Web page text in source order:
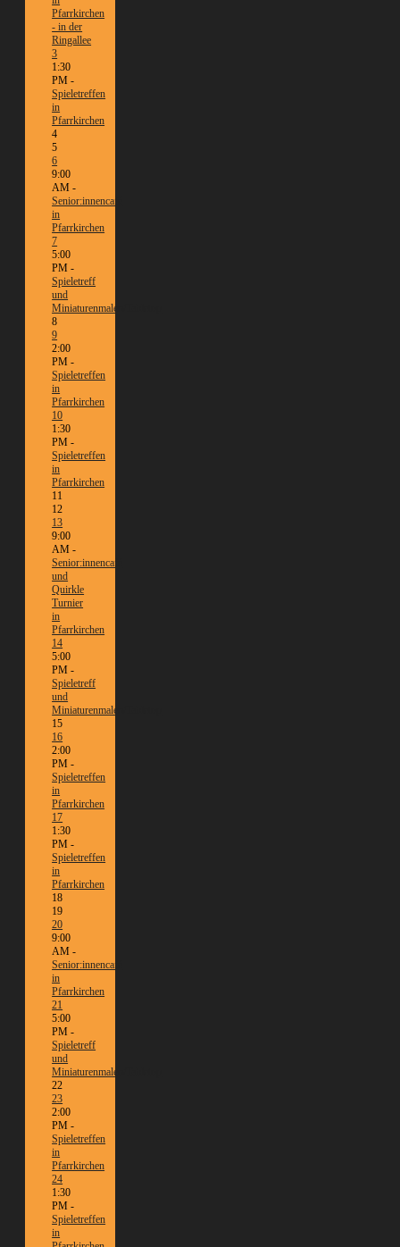
Pfarrkirchen
- in der
Ringallee
3
1:30
PM -
Spieletreffen
in
Pfarrkirchen
4
5
6
9:00
AM -
Senior:innencafé
in
Pfarrkirchen
7
5:00
PM -
Spieletreff
und
Miniaturenmalen/Tabletop
8
9
2:00
PM -
Spieletreffen
in
Pfarrkirchen
10
1:30
PM -
Spieletreffen
in
Pfarrkirchen
11
12
13
9:00
AM -
Senior:innencafé
und
Quirkle
Turnier
in
Pfarrkirchen
14
5:00
PM -
Spieletreff
und
Miniaturenmalen/Tabletop
15
16
2:00
PM -
Spieletreffen
in
Pfarrkirchen
17
1:30
PM -
Spieletreffen
in
Pfarrkirchen
18
19
20
9:00
AM -
Senior:innencafé
in
Pfarrkirchen
21
5:00
PM -
Spieletreff
und
Miniaturenmalen/Tabletop
22
23
2:00
PM -
Spieletreffen
in
Pfarrkirchen
24
1:30
PM -
Spieletreffen
in